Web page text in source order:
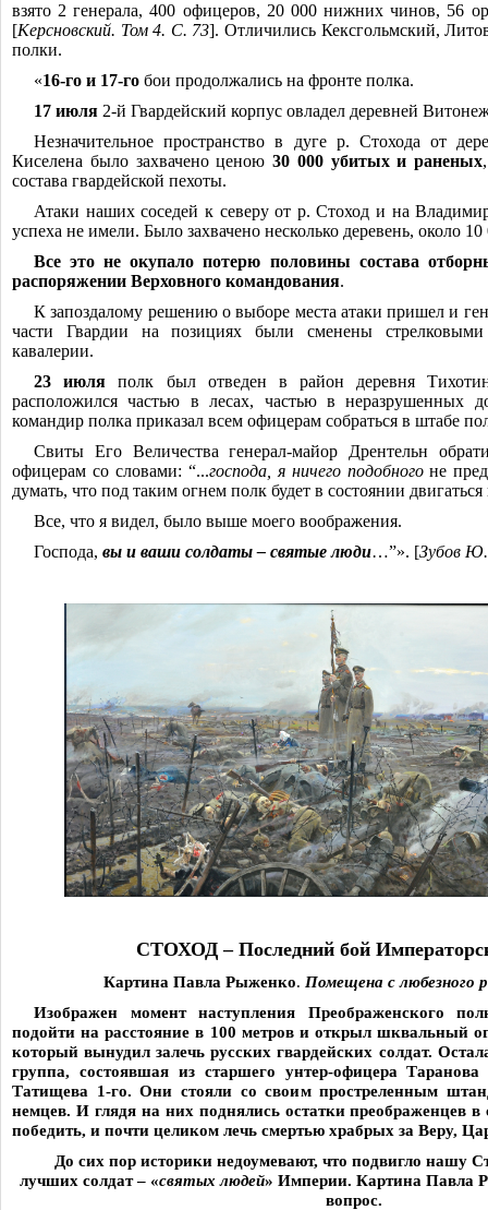
взято 2 генерала, 400 офицеров, 20 000 нижних чинов, 56
[Керсновский. Том 4. С. 73]. Отличились Кексгольмский,
полки.
«16-го и 17-го бои продолжались на фронте полка.
17 июля 2-й Гвардейский корпус овладел деревней
Незначительное пространство в дуге р. Стохода от
Киселена было захвачено ценою 30 000 убитых и раненых
состава гвардейской пехоты.
Атаки наших соседей к северу от р. Стоход и на
успеха не имели. Было захвачено несколько деревень, около
Все это не окупало потерю половины состава
распоряжении Верховного командования.
К запоздалому решению о выборе места атаки пришел и
части Гвардии на позициях были сменены стрелковыми
кавалерии.
23 июля полк был отведен в район деревня
расположился частью в лесах, частью в неразрушенных
командир полка приказал всем офицерам собраться в штабе
Свиты Его Величества генерал-майор Дрентельн
офицерам со словами: “...господа, я ничего подобногоне
думать, что под таким огнем полк будет в состоянии двигаться
Все, что я видел, было выше моего воображения.
Господа, вы и ваши солдаты ‒ святые люди…”». [Зубов
СТОХОД ‒ Последний бой
Картина Павла Рыженко. Помещена с любезного
Изображен момент наступления Преображенского
подойти на расстояние в 100 метров и открыл шквальный
который вынудил залечь русских гвардейских солдат.
группа, состоявшая из старшего унтер-офицера
Татищева 1-го. Они стояли со своим простреленным
немцев. И глядя на них поднялись остатки преображенцев
победить, и почти целиком лечь смертью храбрых за Веру,
До сих пор историки недоумевают, что подвигло нашу
лучших солдат ‒ «святых людей» Империи. Картина Павла
вопрос.